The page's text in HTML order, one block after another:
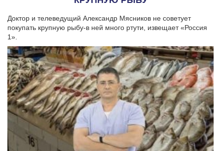
Доктор и телеведущий Александр Мясников не советует
покупать крупную рыбу-в ней много ртути, извещает «Россия
1».